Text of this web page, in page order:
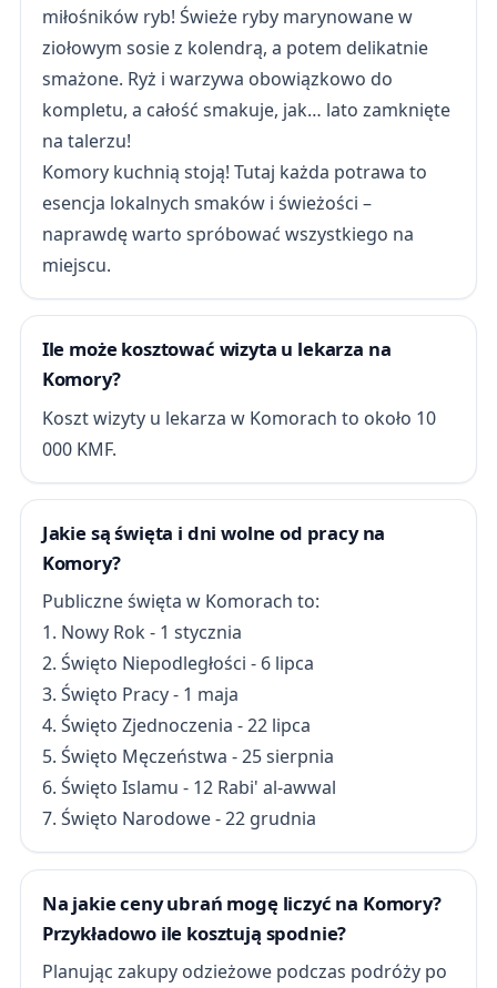
miłośników ryb! Świeże ryby marynowane w
ziołowym sosie z kolendrą, a potem delikatnie
smażone. Ryż i warzywa obowiązkowo do
kompletu, a całość smakuje, jak… lato zamknięte
na talerzu!
Komory kuchnią stoją! Tutaj każda potrawa to
esencja lokalnych smaków i świeżości –
naprawdę warto spróbować wszystkiego na
miejscu.
Ile może kosztować wizyta u lekarza na
Komory?
Koszt wizyty u lekarza w Komorach to około 10
000 KMF.
Jakie są święta i dni wolne od pracy na
Komory?
Publiczne święta w Komorach to:
1. Nowy Rok - 1 stycznia
2. Święto Niepodległości - 6 lipca
3. Święto Pracy - 1 maja
4. Święto Zjednoczenia - 22 lipca
5. Święto Męczeństwa - 25 sierpnia
6. Święto Islamu - 12 Rabi' al-awwal
7. Święto Narodowe - 22 grudnia
Na jakie ceny ubrań mogę liczyć na Komory?
Przykładowo ile kosztują spodnie?
Planując zakupy odzieżowe podczas podróży po